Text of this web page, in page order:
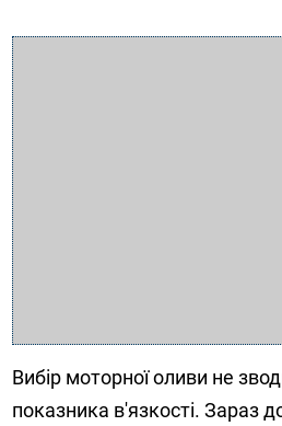
Вибір моторної оливи не
показника в'язкості. Зараз